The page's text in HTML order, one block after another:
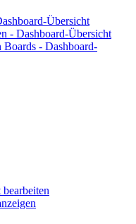
Übersicht
- Dashboard-Übersicht
- Dashboard-